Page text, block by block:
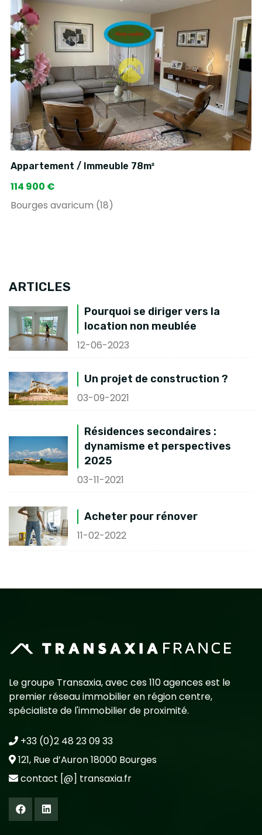
Appartement / Immeuble 78m²
114 900 €
Bourges avaricum (18)
ARTICLES
Pourquoi se diriger vers la
location non meublée
12-06-2023
Un projet de construction ?
03-09-2021
Résidences secondaires :
dynamisme et perspectives
2025
03-11-2021
Acheter pour rénover
11-02-2022
Le groupe Transaxia, avec ces 110 agences est le
premier réseau immobilier en région centre,
spécialiste de l'immobilier de proximité.
+33 (0)2 48 23 09 33
121, Rue d’Auron 18000 Bourges
contact [@] transaxia.fr